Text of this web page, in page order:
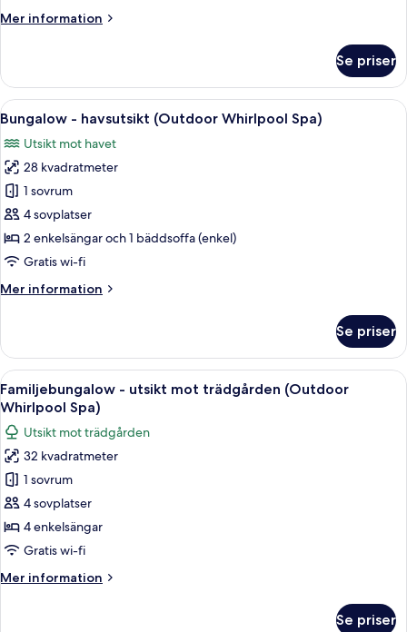
pool
Mer information
Mer
-
tillgång
till
Se priser
Öppna
alla
foton
för
Bungalow
-
havsutsikt
(Outdoor
Spa)
Ett sovrum med en stor säng, ett
5
Bungalow - havsutsikt (Outdoor Whirlpool Spa)
Utsikt mot havet
28 kvadratmeter
1 sovrum
4 sovplatser
2 enkelsängar och 1 bäddsoffa (enkel)
Gratis wi-fi
Mer information
Mer
-
havsutsikt
(Outdoor
Whirlpool
Se priser
Öppna
alla
foton
för
Familjebungalow
-
utsikt
mot
trädgården
Whirlpool
Ett sovrum med en stor säng, en
6
Familjebungalow - utsikt mot trädgården (Outdoor
Whirlpool Spa)
Utsikt mot trädgården
32 kvadratmeter
1 sovrum
4 sovplatser
4 enkelsängar
Gratis wi-fi
Mer information
Mer
Se priser